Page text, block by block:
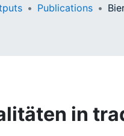
Publications
in